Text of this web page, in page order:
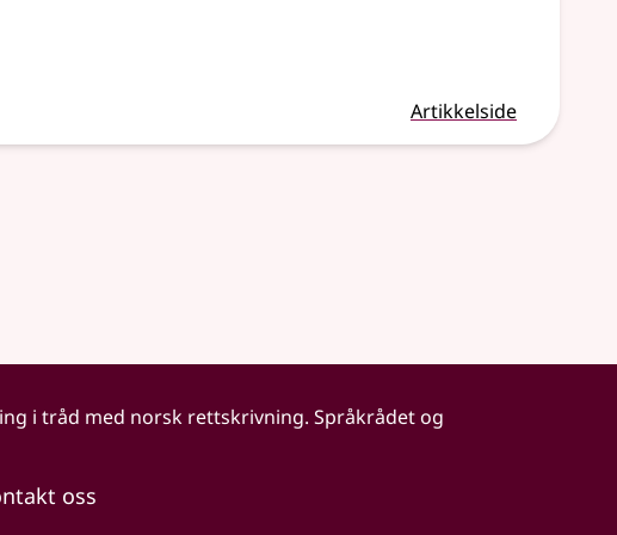
Artikkelside
i tråd med norsk rettskrivning. Språkrådet og
oss